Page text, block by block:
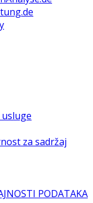
za sadržaj
PODATAKA